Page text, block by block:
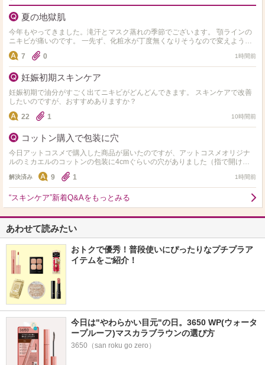
夏の地獄肌
今年もやってきました。滝汗とマスク蒸れの季節でございます。 顎ラインの
ニキビが痛いのです。 一先ず、化粧水が丁度無くなりそうなので変えようと
思うんですが、純粋に水分入れるのに重点を置くか、ビタ…
7 0 1時間前
妊娠初期スキンケア
妊娠初期で油分がすごく出てニキビがどんどんできます。 スキンケアで改善
したいのですが、おすすめありますか？
22
1 10時間前
コットン購入で包装に穴
今日アットコスメで購入した商品が届いたのですが、アットコスメオリジナ
ルのミカエルのコットンの包装に4cmぐらいの穴がありました（指で開けた
感じでした）他にも購入していて梱包の箱サイズぎりぎりで入っ…
解決済み 9 1 1時間前
“スキンケア”新着Q&Aをもっとみる
あわせて読みたい
おトクで優秀！普段使いにぴったりなプチプラア
イテムをご紹介！
今日は"やわらかい目元"の日。3650 WP(ウォータ
ープルーフ)マスカラブラウンの選び方
3650（san roku go zero）